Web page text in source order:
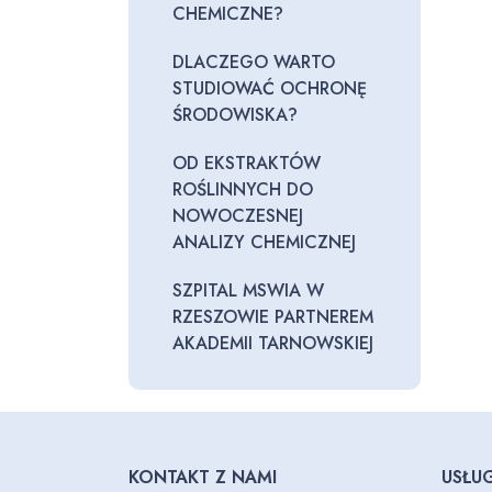
CHEMICZNE?
DLACZEGO WARTO
STUDIOWAĆ OCHRONĘ
ŚRODOWISKA?
OD EKSTRAKTÓW
ROŚLINNYCH DO
NOWOCZESNEJ
ANALIZY CHEMICZNEJ
SZPITAL MSWIA W
RZESZOWIE PARTNEREM
AKADEMII TARNOWSKIEJ
KONTAKT Z NAMI